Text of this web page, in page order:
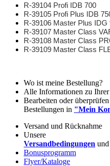
R-39104 Profi IDB 700
R-39105 Profi Plus IDB
R-39106 Master Plus IDG
R-39107 Master Class
R-39108 Master Class
R-39109 Master Class
Wo ist meine Bestellung?
Alle Informationen zu Ihrer
Bearbeiten oder
Bestellungen in "Mein
Versand und Rücknahme
Unsere
Versandbedingungen
Bonusprogramm
Flyer/Kataloge